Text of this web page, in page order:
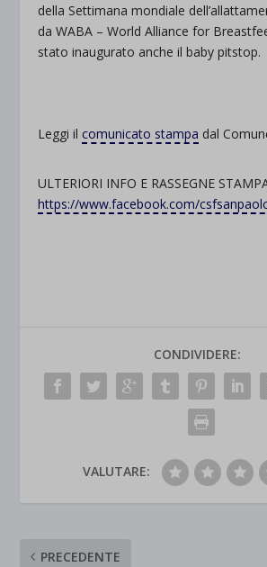
della Settimana mondiale
da WABA – World Alliance for
stato inaugurato anche il baby pitstop.
Leggi ilcomunicato stampa dal
ULTERIORI INFO E RASSEGNE
https://www.facebook.com/
CONDIVIDERE:
VALUTARE:
PRECEDENTE